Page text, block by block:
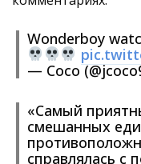
Wonderboy
— Coco
«Самый
смешанных
справлялась с